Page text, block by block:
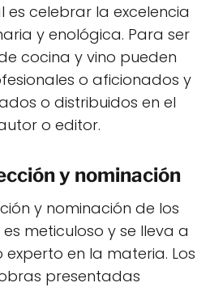
es celebrar la excelencia
y enológica. Para ser
cocina y vino pueden
o aficionados y
o distribuidos en el
o editor.
y nominación
y nominación de los
meticuloso y se lleva a
en la materia. Los
presentadas